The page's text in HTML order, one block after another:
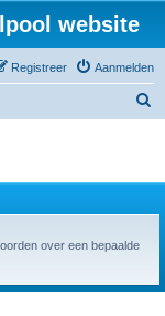
website
Aanmelden
Registreer
over een bepaalde